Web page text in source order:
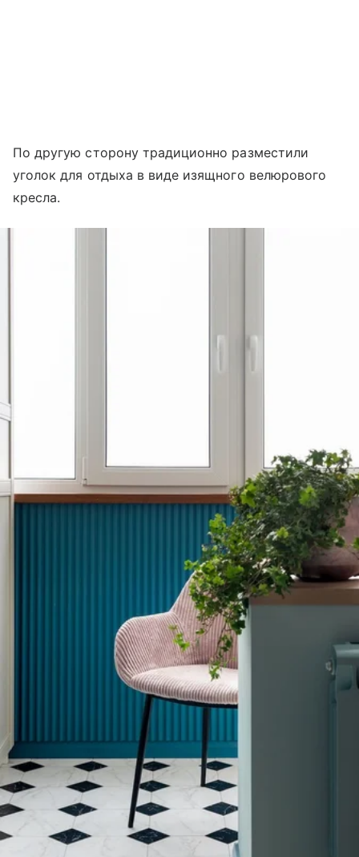
По другую сторону традиционно разместили
уголок для отдыха в виде изящного велюрового
кресла.